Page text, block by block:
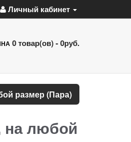
Личный кабинет
0товар(ов) -0руб.
размер (Пара)
на любой